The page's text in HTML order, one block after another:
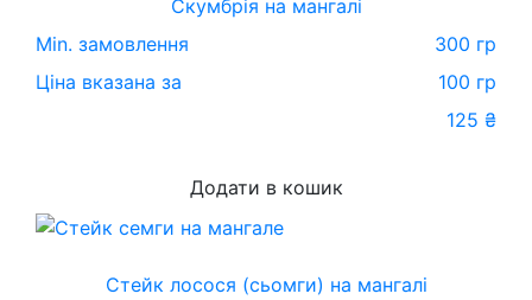
Скумбрія на мангалі
Min. замовлення
300 гр
Ціна вказана за
100 гр
125 ₴
Додати в кошик
Стейк лосося (сьомги) на мангалі